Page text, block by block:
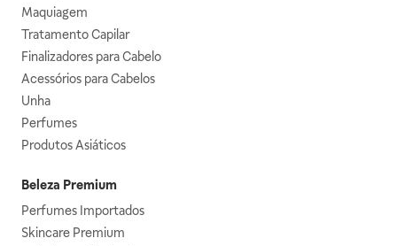
Maquiagem
Tratamento Capilar
Finalizadores para Cabelo
Acessórios para Cabelos
Unha
Perfumes
Produtos Asiáticos
Beleza Premium
Perfumes Importados
Skincare Premium